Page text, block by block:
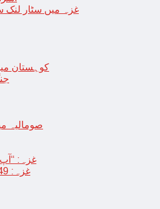
غزہ میں سٹار لنک
< >
صومالیہ میں سیلاب سے7 لاکھ افراد
غزہ:
غزہ: 49 دن اسرائیلی بمباری کے بعد عارضی جنگ بندی، فلسطینیوں کی اپنے گھر واپسی